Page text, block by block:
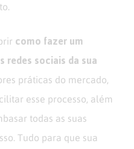
como fazer um
redes sociais da sua
práticas do mercado,
esse processo, além
todas as suas
Tudo para que sua